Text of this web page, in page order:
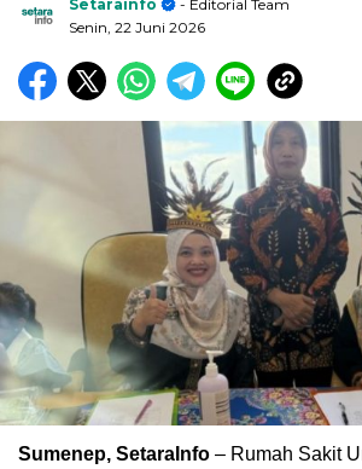
Setarainfo
- Editorial Team
Senin, 22 Juni 2026
Sumenep, SetaraInfo – Rumah Sakit